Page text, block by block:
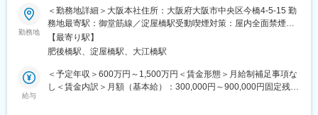
的なリーダーシップを発揮できる
・最新技術を採用し、大規模な環境で実用化していくといったプ
ロセスの経験が可能
ベロップメントオフィス
「デジタルイノベーションカンパニー」として業界をリードして
最新のクラウド技術とゼロトラストアーキテクチャを駆使し、
「金融なのに自由で速い」インフラ環境を一から設計・実装する
攻めのポジションです。
【職務詳細】
■ハイブリッドクラウド基盤（Core Infra）の設計・高度化
・ミッションクリティカルな決済事業を支える、AWS/Azure/オン
勤務地
＜勤務地詳細＞大阪本社住所：大阪府大阪市中央区今橋4-5-15 勤
務地最寄駅：御堂筋線／淀屋橋駅受動喫煙対策：屋内全面禁煙変
更の範囲：会社の定める事業所（リモートワーク含む）
【最寄り駅】
肥後橋駅、淀屋橋駅、大江橋駅
給与
＜予定年収＞600万円～1,500万円＜賃金形態＞月給制補足事項な
し＜賃金内訳＞月額（基本給）：300,000円～900,000円固定残業